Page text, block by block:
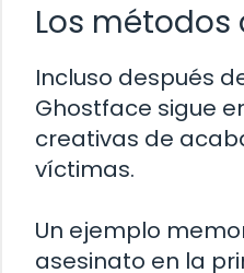
Los
Incluso después
Ghostface sigue
creativas de
víctimas.
Un ejemplo
asesinato en la